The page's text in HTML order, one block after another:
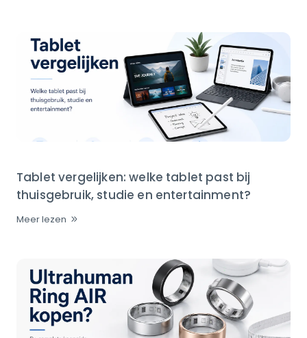
Tablet vergelijken: welke tablet past bij
thuisgebruik, studie en entertainment?
Meer lezen